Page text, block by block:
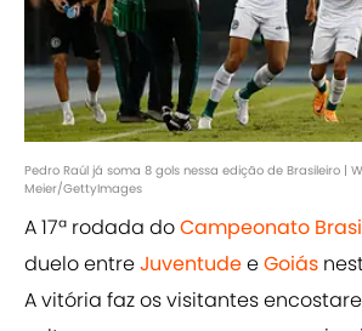
Pedro Raúl já soma 8 gols nessa edição de Brasileiro |
Meier/GettyImages
A 17ª rodada doCampeonato
duelo entreJuventudeeGoiás
A vitória faz os visitantes